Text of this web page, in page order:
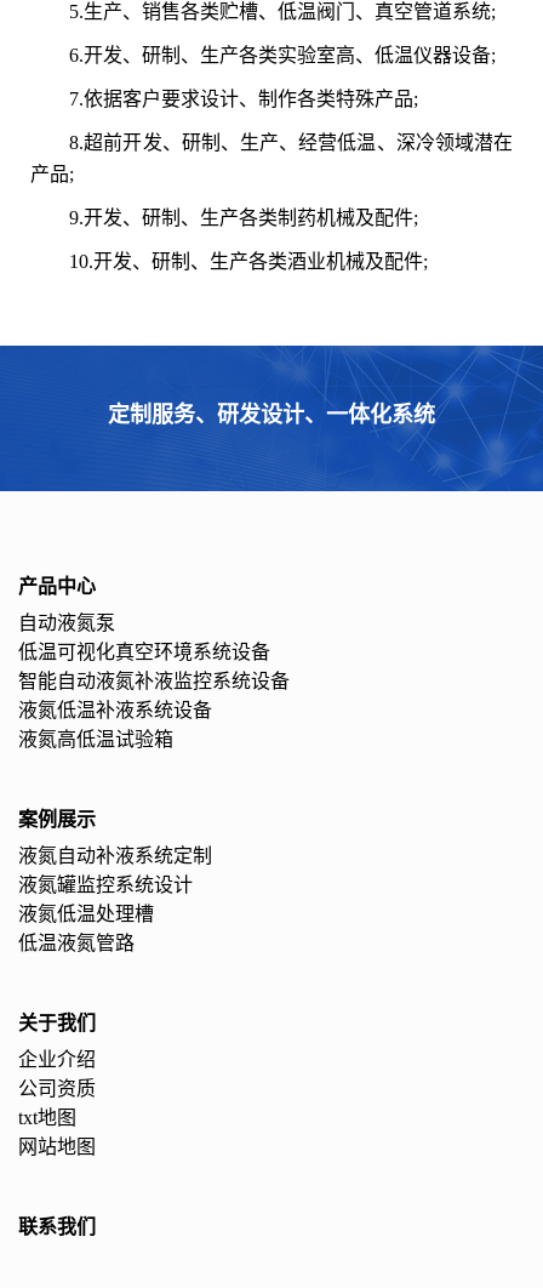
5.生产、销售各类贮槽、低温阀门、真空管道系统;
6.开发、研制、生产各类实验室高、低温仪器设备;
7.依据客户要求设计、制作各类特殊产品;
8.超前开发、研制、生产、经营低温、深冷领域潜在
产品;
9.开发、研制、生产各类制药机械及配件;
10.开发、研制、生产各类酒业机械及配件;
定制服务、研发设计、一体化系统
产品中心
自动液氮泵
低温可视化真空环境系统设备
智能自动液氮补液监控系统设备
液氮低温补液系统设备
液氮高低温试验箱
案例展示
液氮自动补液系统定制
液氮罐监控系统设计
液氮低温处理槽
低温液氮管路
关于我们
企业介绍
公司资质
txt地图
网站地图
联系我们